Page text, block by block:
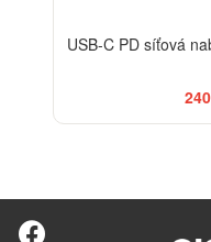
USB-C PD síťová